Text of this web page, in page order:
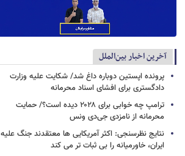
آخرین اخبار بین‌الملل
پرونده اپستین دوباره داغ شد/ شکایت علیه وزارت
دادگستری برای افشای اسناد محرمانه
ترامپ چه خوابی برای ۲۰۲۸ دیده است؟/ حمایت
محرمانه از نامزدی جی‌دی ونس
نتایج نظرسنجی: اکثر آمریکایی ها معتقدند جنگ علیه
ایران، خاورمیانه را بی ثبات تر می کند